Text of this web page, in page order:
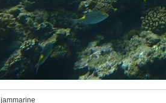
jammarine